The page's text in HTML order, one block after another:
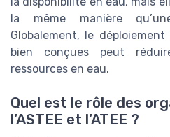
la même manière
Globalement, le déploiement
bien conçues peut
ressources en eau.
Quel est le rôle des
l’ASTEE et l’ATEE ?